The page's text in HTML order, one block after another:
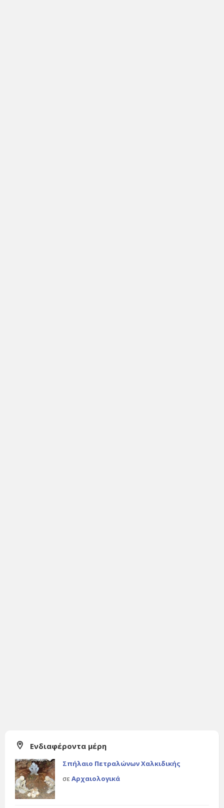
Ενδιαφέροντα μέρη
Σπήλαιο Πετραλώνων Χαλκιδικής
σε Αρχαιολογικά